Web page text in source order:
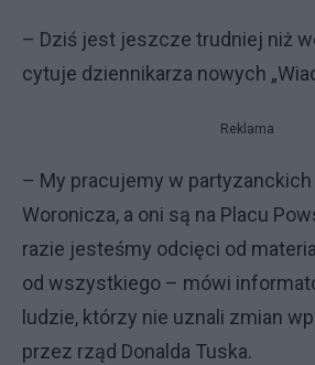
– Dziś jest jeszcze trudniej niż
cytuje dziennikarza nowych
Reklama
– My pracujemy w partyzanckich
Woronicza, a oni są na Placu
razie jesteśmy odcięci od
od wszystkiego – mówi
ludzie, którzy nie uznali zmian
przez rząd Donalda Tuska.